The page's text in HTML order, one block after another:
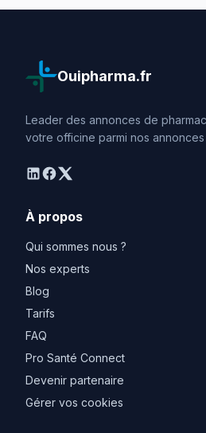
Ouipharma.fr
Leader des annonces de
votre officine parmi nos
linkedin
facebook
twitter
À propos
Qui sommes nous ?
Nos experts
Blog
Tarifs
FAQ
Pro Santé Connect
Devenir partenaire
Gérer vos cookies